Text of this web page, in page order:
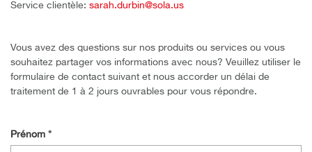
Service clientèle: sarah.durbin@sola.us
Vous avez des questions sur nos produits ou services ou vous
souhaitez partager vos informations avec nous? Veuillez utiliser le
formulaire de contact suivant et nous accorder un délai de
traitement de 1 à 2 jours ouvrables pour vous répondre.
Prénom